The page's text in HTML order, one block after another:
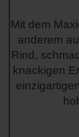
Mit dem
anderem
Rind,
knackigen